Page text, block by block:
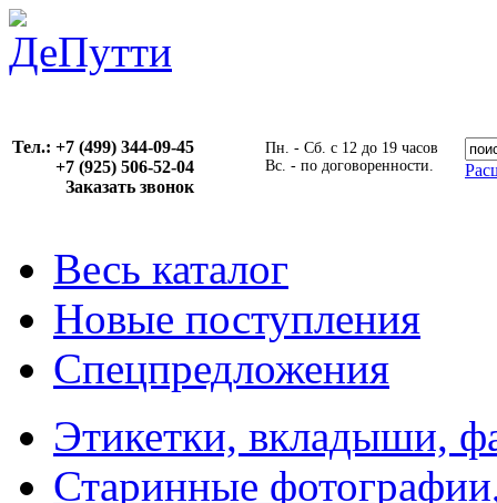
Тел.: +7 (499) 344-09-45
(925) 506-52-04
Заказать звонок
Пн. - Сб. с 12 до 19 часов
Вс. - по договоренности.
Весь каталог
Новые поступления
Спецпредложения
Этикетки, вкладыши,
Старинные